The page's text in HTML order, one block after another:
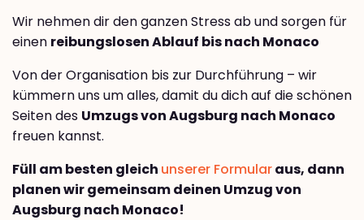
Wir nehmen dir den ganzen Stress ab und sorgen für
einen reibungslosen Ablauf bis nach Monaco
Von der Organisation bis zur Durchführung – wir
kümmern uns um alles, damit du dich auf die schönen
Seiten des Umzugs von Augsburg nach Monaco
freuen kannst.
Füll am besten gleich unserer Formularaus, dann
planen wir gemeinsam deinen Umzug von
Augsburg nach Monaco!